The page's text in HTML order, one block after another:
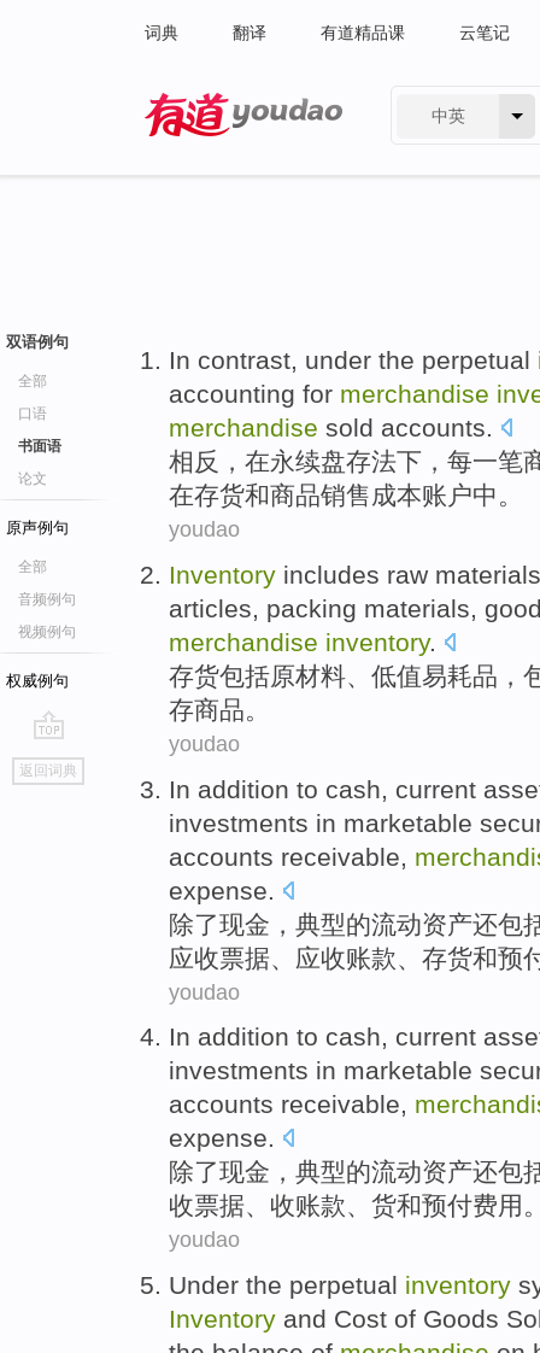
词典 翻译 有道精品课 云笔记
中英
双语例句
全部
口语
书面语
论文
原声例句
全部
音频例句
视频例句
权威例句
go
top
返回词典
In contrast, under the perpetual
accounting for merchandise
merchandise sold accounts.
相反 ，在永续盘存法下 ，每一笔
在存货和商品销售成本账户中。
youdao
Inventory includes raw materials
articles, packing materials,
merchandise inventory.
存货包括原材料、低值易耗品 ，
存商品。
youdao
In addition to cash current
investments in marketable
accounts receivable
expense
除了现金 ， 典型的流动资产还包
应收票据 、应收账款 存货和预
youdao
In addition to cash, current
investments in marketable
accounts receivable,
expense.
除了现金 ， 典型的流动资产还包
收票据、收账款、 货和预付费用
youdao
Under the perpetual inventory
Inventory and Cost of Goods